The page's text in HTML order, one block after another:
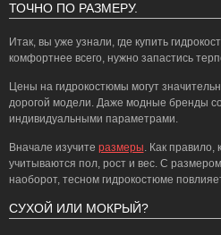
ТОЧНО ПО РАЗМЕРУ.
Итак, вы уже узнали, где купить
комфортнее всего, нужно запастись
Цены на гидрокостюмы могут
дорогой модели. Даже модные бренды
индивидуальными параметрами.
Вначале изучите размеры. Как правило,
учитываются пол, рост и вес. С
наоборот, тесном гидрокостюме
СУХОЙ ИЛИ МОКРЫЙ?